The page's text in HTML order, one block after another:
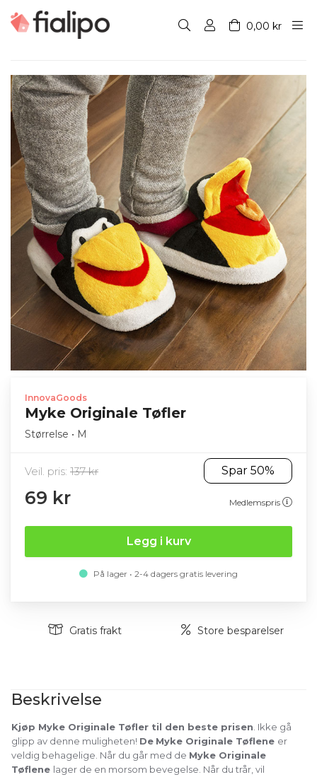
0,00 kr
InnovaGoods
Myke Originale Tøfler
Størrelse • M
Veil. pris: 137 kr Spar 50%
69 kr Medlemspris
Legg i kurv
På lager • 2-4 dagers gratis levering
Gratis frakt Store besparelser
Beskrivelse
Kjøp Myke Originale Tøfler til den beste prisen. Ikke gå
glipp av denne muligheten! De Myke Originale Tøflene er
veldig behagelige. Når du går med de Myke Originale
Tøflene lager de en morsom bevegelse. Når du trår, vil